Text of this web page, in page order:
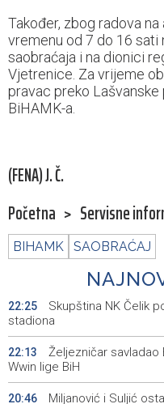
Također, zbog radova
vremenu od 7 do 16 sati
saobraćaja i na dionici
Vjetrenice. Za vrijeme
pravac preko
BiHAMK-a.
(FENA) J. Č.
Početna > Servisne
BIHAMK SAOBRAĆAJ
22:25
Skupština NK Čelik
stadiona
22:13
Željezničar
Wwin lige BiH
20:46
Miljanović i Suljić